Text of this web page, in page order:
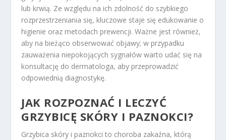
lub krwią. Ze względu na ich zdolność do szybkiego
rozprzestrzeniania się, kluczowe staje się edukowanie o
higienie oraz metodach prewencji. Ważne jest również,
aby na bieżąco obserwować objawy; w przypadku
zauważenia niepokojących sygnałów warto udać się na
konsultację do dermatologa, aby przeprowadzić
odpowiednią diagnostykę.
JAK ROZPOZNAĆ I LECZYĆ
GRZYBICĘ SKÓRY I PAZNOKCI?
Grzybica skóry i paznokci to choroba zakaźna, którą